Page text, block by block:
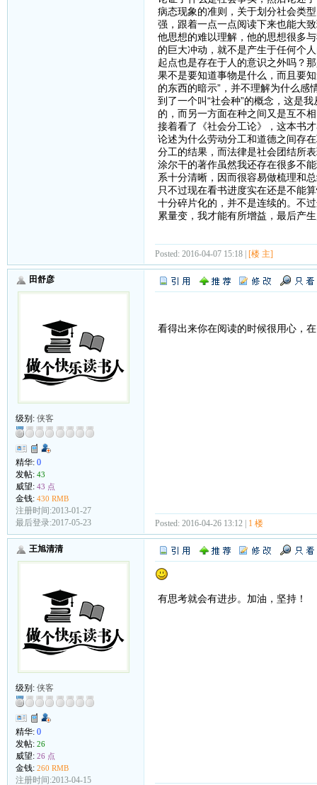
病态现象的准则，关于划分社会类
强，跟着一点一点阅读下来也能大
他思想的难以理解，他的思想很多
的巨大冲动，就不是产生于任何个
起点也是存在于人的意识之外吗？
果不是要知道事物是什么，而且要
的东西的暗示”，并不理解为什么
到了一个叫“社会种”的概念，这是
的，而另一方面在种之间又是互不
接着看了《社会分工论》，这本书
论述为什么劳动分工和道德之间存
分工的结果，而法律是社会团结所
涂尔干的著作虽然我还存在很多不
系十分清晰，因而很容易做梳理和
只不过现在看书进度实在还是不能
十分碎片化的，并不是连续的。不
累量变，我才能有所增益，最后产
Posted: 2016-04-07 15:18 | [楼 主]
田舒彦
级别: 侠客
精华: 0
发帖: 43
威望: 43 点
金钱: 430 RMB
注册时间:2013-01-27
最后登录:2017-05-23
看得出来你在阅读的时候很用心，
Posted: 2016-04-26 13:12 | 1 楼
王旭清清
级别: 侠客
精华: 0
发帖: 26
威望: 26 点
金钱: 260 RMB
注册时间:2013-04-15
有思考就会有进步。加油，坚持！